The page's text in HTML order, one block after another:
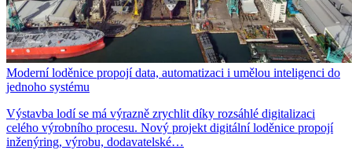
Moderní loděnice propojí data, automatizaci i umělou inteligenci do
jednoho systému
Výstavba lodí se má výrazně zrychlit díky rozsáhlé digitalizaci
celého výrobního procesu. Nový projekt digitální loděnice propojí
inženýring, výrobu, dodavatelské…